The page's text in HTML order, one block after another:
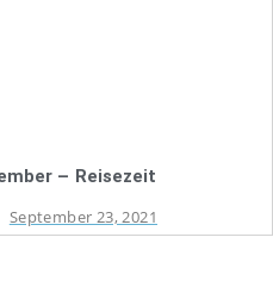
– Reisezeit
September 23, 2021